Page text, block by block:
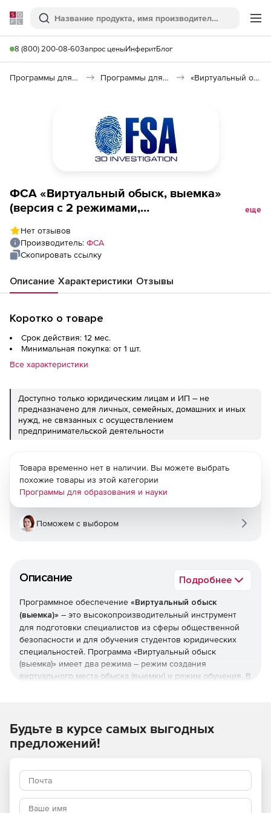
Softline
Поиск
8 (800) 200-08-60Запрос ценыИнферитБлог
Программы для образования и науки Программы для подготовки к экзаменам «Виртуальный обыск (выемка)»
ФСА «Виртуальный обыск, выемка»
(версия с 2 режимами,
1 год
еще
Нет отзывов
Производитель: ФСА
Скопировать ссылку
Описание Характеристики Отзывы
Коротко о товаре
Срок действия: 12 мес.
Минимальная покупка: от 1 шт.
Все характеристики
Доступно только юридическим лицам и ИП – не
предназначено для личных, семейных, домашних и иных
нужд, не связанных с осуществлением
предпринимательской деятельности
Описание Подробнее
Программное обеспечение «Виртуальный обыск
(выемка)» – это высокопроизводительный инструмент
для подготовки специалистов из сферы общественной
безопасности и для обучения студентов юридических
специальностей. Программа «Виртуальный обыск
(выемка)» имеет два режима – режим создания
виртуального места обыска (выемки) и режим обучения. В
либо создает собственную виртуальную модель места
обыска (выемки), в котором будет проводиться данное
преподаватель размещает в модели разнообразные
объекты и следы, создает тайники, добавляет текстовую,
аудио-, видеоинформацию, формирует тестовые задания.
Товара временно нет в наличии. Вы можете выбрать
похожие товары из этой категории
Программы для образования и науки
Поможем с выбором
Будьте в курсе самых выгодных
предложений!